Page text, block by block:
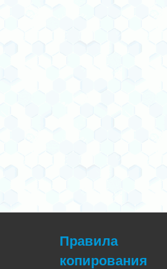
Правила
копирования